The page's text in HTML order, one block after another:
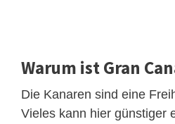
Warum ist Gran
Die Kanaren sind eine
Vieles kann hier günstiger